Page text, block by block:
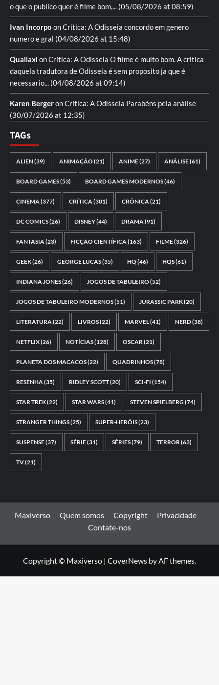
o que o publico quer é filme bom,... (05/08/2026 at 08:59)
Ivan Incorpo onCrítica: A Odisseia concordo em genero
numero e gral (04/08/2026 at 15:48)
QuailaxionCrítica: A Odisseia O filme é muito bom. A critica
daquela tradutora de Odisseia é sem proposito ja que é
necessario... (04/08/2026 at 09:14)
Karen BergeronCrítica: A Odisseia Parabéns pela análise
(30/07/2026 at 12:35)
TAGs
ALIEN(39) ANIMAÇÃO(21) ANIME(27) ANÁLISE(61)
BOARD GAMES(53) BOARD GAMES MODERNOS(46)
CINEMA(377) CRÍTICA(301) CRÔNICA(21)
DC COMICS(26) DISNEY(44) DRAMA(91)
FANTASIA(23) FICÇÃO CIENTÍFICA(163) FILME(326)
GEEK(26) GEORGE LUCAS(35) HQ(46) HQS(61)
INDIANA JONES(26) JOGOS DE TABULEIRO(52)
JOGOS DE TABULEIRO MODERNOS(51) JURASSIC PARK(20)
LITERATURA(22) LIVROS(22) MARVEL(41) NERD(38)
NETFLIX(26) NOTÍCIAS(128) OSCAR(21)
PLANETA DOS MACACOS(22) QUADRINHOS(78)
RESENHA(35) RIDLEY SCOTT(20) SCI-FI (154)
STAR TREK(22) STAR WARS(41) STEVEN SPIELBERG (74)
STRANGER THINGS(25) SUPER-HERÓIS(23)
SUSPENSE(37) SÉRIE(31) SÉRIES(79) TERROR(63)
TV(21)
Maxiverso Quem somos Copyright
Privacidade
Contate-nos
Copyright © Maxiverso | CoverNews by AF themes.